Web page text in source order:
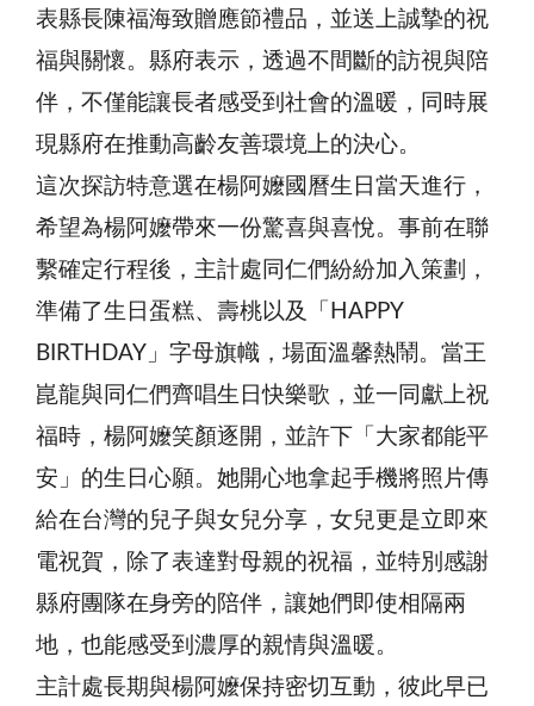
表縣長陳福海致贈應節禮品，並送上誠摯的祝
福與關懷。縣府表示，透過不間斷的訪視與陪
伴，不僅能讓長者感受到社會的溫暖，同時展
現縣府在推動高齡友善環境上的決心。
這次探訪特意選在楊阿嬤國曆生日當天進行，
希望為楊阿嬤帶來一份驚喜與喜悅。事前在聯
繫確定行程後，主計處同仁們紛紛加入策劃，
準備了生日蛋糕、壽桃以及「HAPPY
BIRTHDAY」字母旗幟，場面溫馨熱鬧。當王
崑龍與同仁們齊唱生日快樂歌，並一同獻上祝
福時，楊阿嬤笑顏逐開，並許下「大家都能平
安」的生日心願。她開心地拿起手機將照片傳
給在台灣的兒子與女兒分享，女兒更是立即來
電祝賀，除了表達對母親的祝福，並特別感謝
縣府團隊在身旁的陪伴，讓她們即使相隔兩
地，也能感受到濃厚的親情與溫暖。
主計處長期與楊阿嬤保持密切互動，彼此早已